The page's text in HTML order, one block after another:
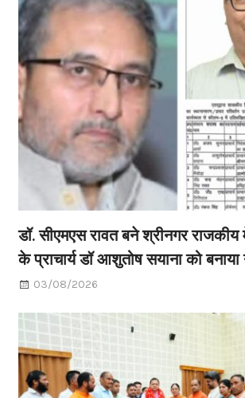
डॉ. सीएमएस रावत बने श्रीनगर
के प्राचार्य डॉ आशुतोष सयाना को
03/08/2026